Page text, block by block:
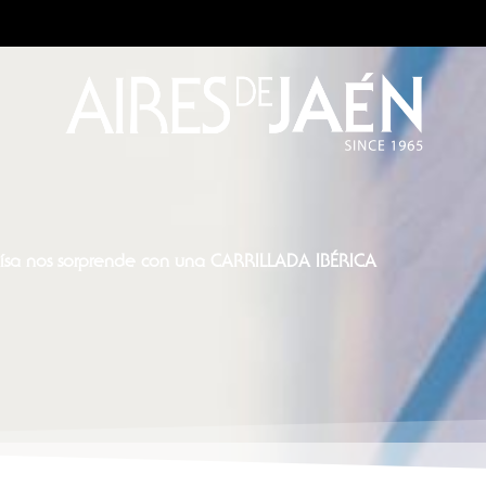
nos sorprende con una CARRILLADA IBÉRICA